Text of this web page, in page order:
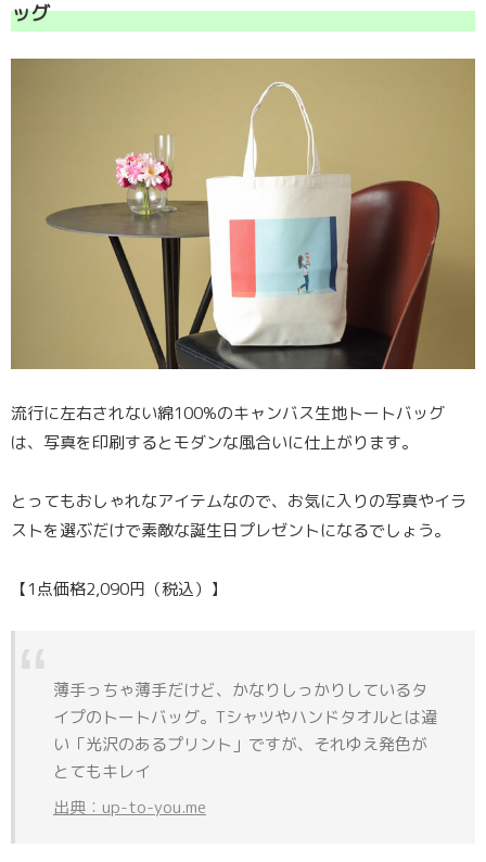
ッグ
流行に左右されない綿100%のキャンバス生地トートバッグ
は、写真を印刷するとモダンな風合いに仕上がります。
とってもおしゃれなアイテムなので、お気に入りの写真やイラ
ストを選ぶだけで素敵な誕生日プレゼントになるでしょう。
【1点価格2,090円（税込）】
薄手っちゃ薄手だけど、かなりしっかりしているタ
イプのトートバッグ。Tシャツやハンドタオルとは違
い「光沢のあるプリント」ですが、それゆえ発色が
とてもキレイ
出典：up-to-you.me